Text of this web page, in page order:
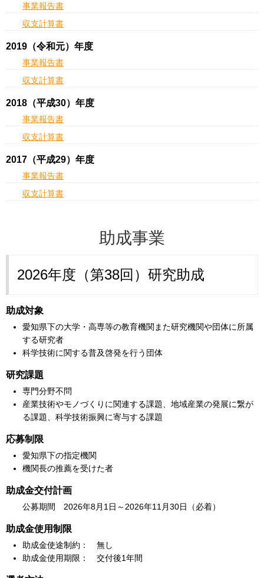
事業報告書
収支計算書
2019（令和元）年度
事業報告書
収支計算書
2018（平成30）年度
事業報告書
収支計算書
2017（平成29）年度
事業報告書
収支計算書
助成事業
2026年度（第38回）研究助成
助成対象
愛知県下の大学・高専等の教育機関また研究機関や団体に所属
する研究者
科学技術に関する普及啓発を行う団体
研究課題
専門分野不問
産業技術やモノづくりに関連する課題、地域産業の発展に繋が
る課題、科学技術振興に寄与する課題
応募制限
愛知県下の指定機関
機関長の推薦を受けた者
助成金交付計画
公募期間 2026年8月1日～2026年11月30日（必着）
助成金使用制限
助成金使途制約： 無し
助成金使用期限： 交付後1年間